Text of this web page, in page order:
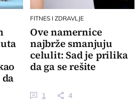
FITNES I ZDRAVLJE
Ove namernice
najbrže smanjuju
celulit: Sad je prilika
da ga se rešite
1 4